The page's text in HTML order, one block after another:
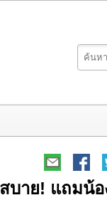
บาย! แถมน้อ